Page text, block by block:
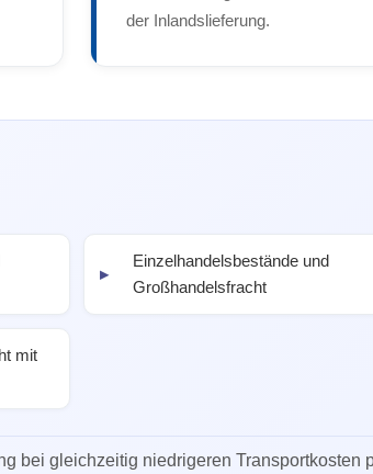
der Inlandslieferung.
Einzelhandelsbestände und
Großhandelsfracht
mit
bei gleichzeitig niedrigeren Transportkosten